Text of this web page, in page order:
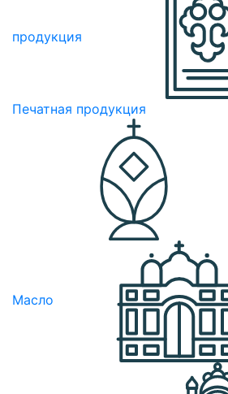
продукция
Печатная продукция
Масло